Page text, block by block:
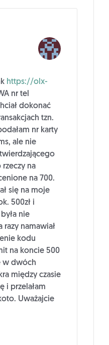
https://olx-
nr tel
dokonać
tzn.
nr karty
ale nie
rzeczy na
na 700.
się na moje
500zł i
nie
razy namawiał
kodu
na koncie 500
w dwóch
między czasie
i przelałam
Uważajcie